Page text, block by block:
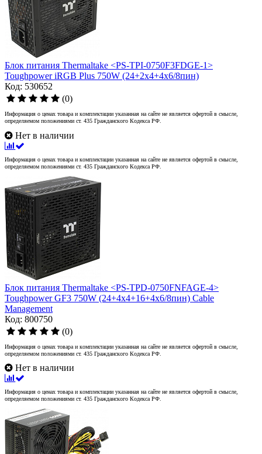
Блок питания Thermaltake <PS-TPI-0750F3FDGE-1>
Toughpower iRGB Plus 750W (24+2x4+4x6/8пин)
Код: 530652
(0)
Информация о ценах товара и комплектации указанная на сайте не является офертой в смысле,
определяемом положениями ст. 435 Гражданского Кодекса РФ.
Нет в наличии
Информация о ценах товара и комплектации указанная на сайте не является офертой в смысле,
определяемом положениями ст. 435 Гражданского Кодекса РФ.
Блок питания Thermaltake <PS-TPD-0750FNFAGE-4>
Toughpower GF3 750W (24+4x4+16+4x6/8пин) Cable
Management
Код: 800750
(0)
Информация о ценах товара и комплектации указанная на сайте не является офертой в смысле,
определяемом положениями ст. 435 Гражданского Кодекса РФ.
Нет в наличии
Информация о ценах товара и комплектации указанная на сайте не является офертой в смысле,
определяемом положениями ст. 435 Гражданского Кодекса РФ.